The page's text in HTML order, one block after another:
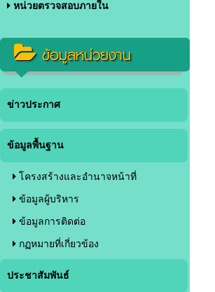
หน่วยตรวจสอบภายใน
ข้อมูลหน่วยงาน
ข่าวประกาศ
ข้อมูลพื้นฐาน
โครงสร้างและอำนาจหน้าที่
ข้อมูลผู้บริหาร
ข้อมูลการติดต่อ
กฏหมายที่เกี่ยวข้อง
ประชาสัมพันธ์